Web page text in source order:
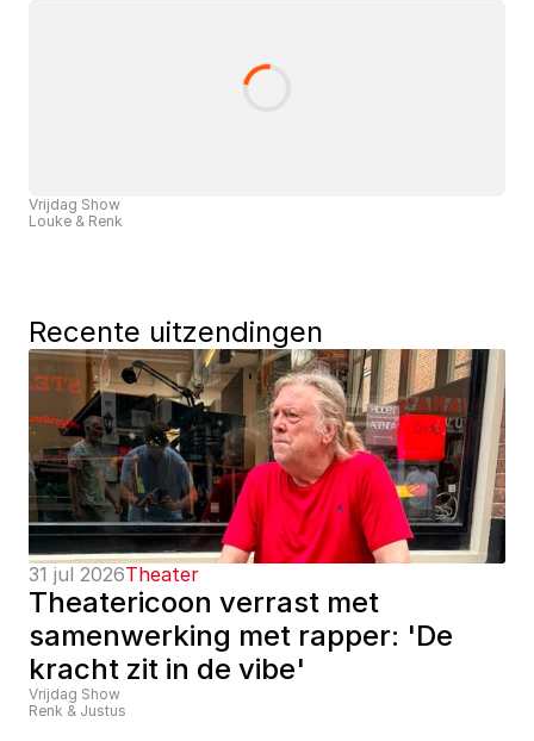
Vrijdag Show
Louke & Renk
Recente uitzendingen
31 jul 2026Theater
Theatericoon verrast met
samenwerking met rapper: 'De
kracht zit in de vibe'
Vrijdag Show
Renk & Justus